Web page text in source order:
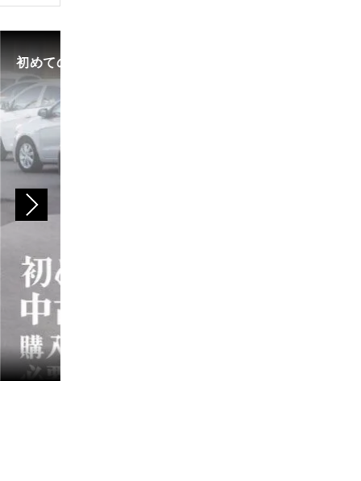
初めての中古車選び、購入時の流れや必要な書類などに